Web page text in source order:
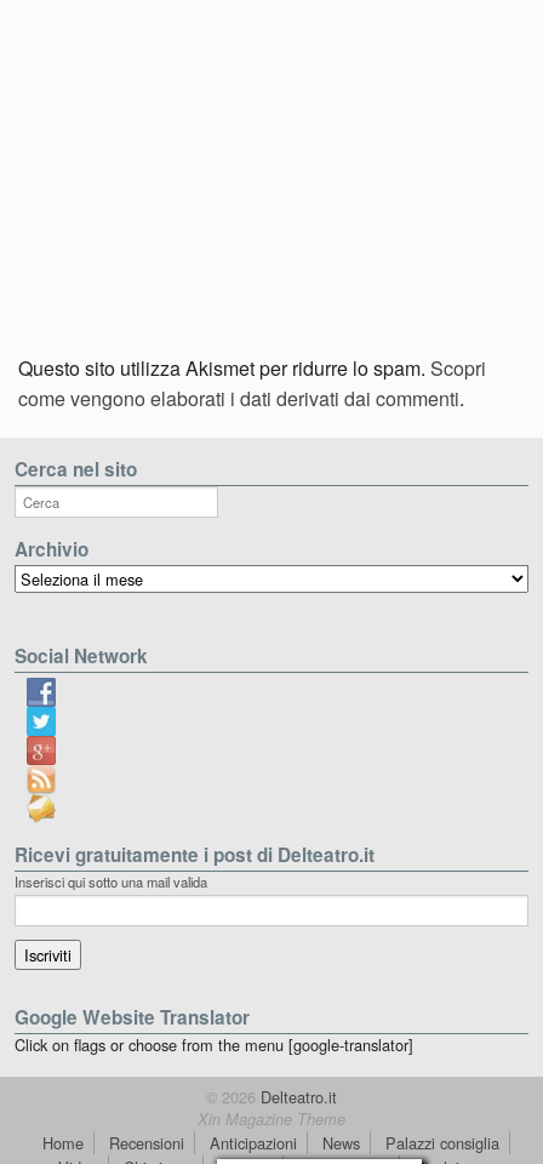
Questo sito utilizza Akismet per ridurre lo spam. Scopri
come vengono elaborati i dati derivati dai commenti.
Cerca nel sito
Archivio
Archivio
Social Network
Ricevi gratuitamente i post di Delteatro.it
Inserisci qui sotto una mail valida
Google Website Translator
Click on flags or choose from the menu [google-translator]
© 2026 Delteatro.it
Xin Magazine Theme
Home Recensioni Anticipazioni News
Palazzi consiglia